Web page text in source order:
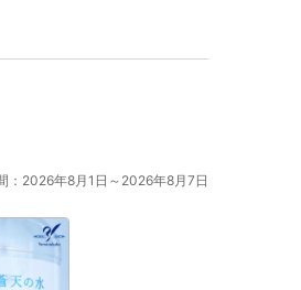
ドが必要です。
：2026年8月1日～2026年8月7日